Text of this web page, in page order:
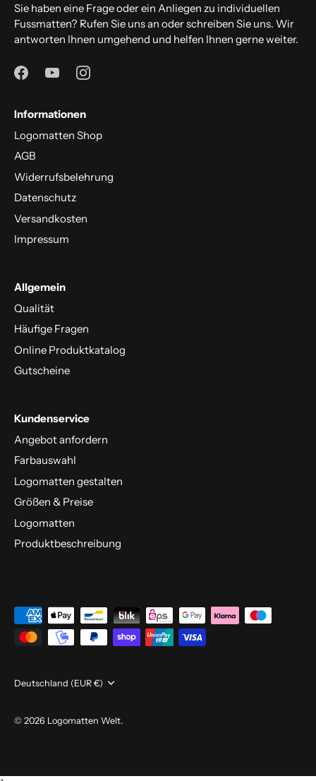
Sie haben eine Frage oder ein Anliegen zu individuellen
Fussmatten? Rufen Sie uns an oder schreiben Sie uns. Wir
antworten Ihnen umgehend und helfen Ihnen gerne weiter.
Informationen
Logomatten Shop
AGB
Widerrufsbelehrung
Datenschutz
Versandkosten
Impressum
Allgemein
Qualität
Häufige Fragen
Online Produktkatalog
Gutscheine
Kundenservice
Angebot anfordern
Farbauswahl
Logomatten gestalten
Größen & Preise
Logomatten
Produktbeschreibung
Währung
Deutschland (EUR €)
© 2026 Logomatten Welt.